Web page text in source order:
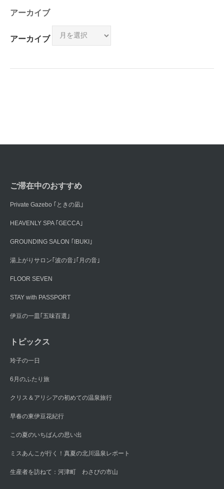
アーカイブ
アーカイブ
ご滞在中のおすすめ
Private Gazebo ｢ときの凪｣
HEAVENLY SPA ｢GECCA｣
GROUNDING SALON ｢IBUKI｣
湯上がりサロン｢波の音｣｢月の音｣
FLOOR SEVEN
STAY with PASSPORT
伊豆の一皿｢五味百選｣
トピックス
玲子の一日
6月のふたり旅
クリス＆アリシアの初めての温泉旅行
早春の東伊豆花紀行
この夏のいちばんの思い出
ミスあんこが行く！真夏の北川温泉レポート
生産者を訪ねて：河津町 わさびの市山